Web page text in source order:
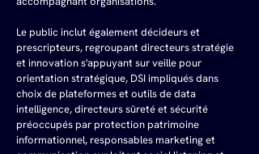
Le public inclut également décideurs et
prescripteurs, regroupant directeurs stratégie
et innovation s'appuyant sur veille pour
orientation stratégique, DSI impliqués dans
choix de plateformes et outils de data
intelligence, directeurs sûreté et sécurité
préoccupés par protection patrimoine
informationnel, responsables marketing et